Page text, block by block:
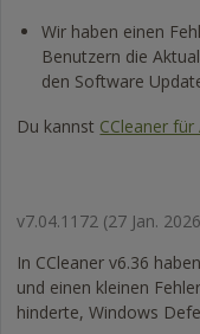
Wir haben einen
Benutzern die
den Software
Du kannst CCleaner
v7.04.1172 (27 Jan.
In CCleaner v6.36
und einen kleinen
hinderte, Windows